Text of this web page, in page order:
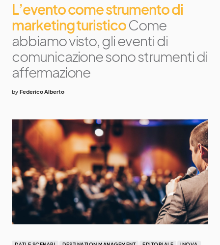
L’evento come strumento di
marketing turisticoCome
abbiamo visto, gli eventi di
comunicazione sono strumenti di
affermazione
by Federico Alberto